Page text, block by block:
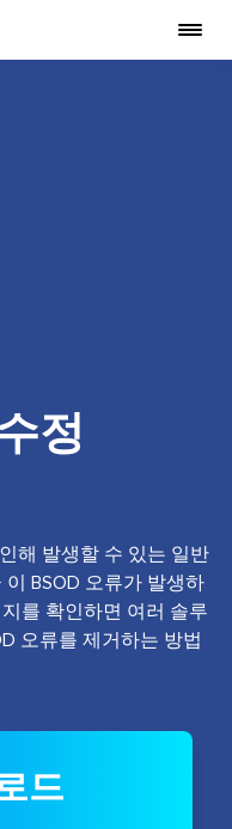
정
해 발생할 수 있는 일반
BSOD 오류가 발생하
를 확인하면 여러 솔루
오류를 제거하는 방법
드